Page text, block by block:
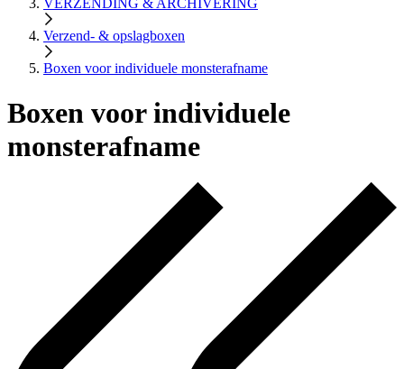
VERZENDING & ARCHIVERING
Verzend- & opslagboxen
Boxen voor individuele monsterafname
Boxen voor individuele
monsterafname